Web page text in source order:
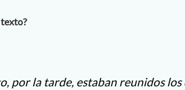
texto?
por la tarde, estaban reunidos los